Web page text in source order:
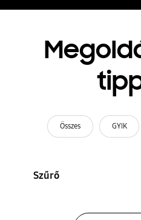
Összes GYIK
Szűrő